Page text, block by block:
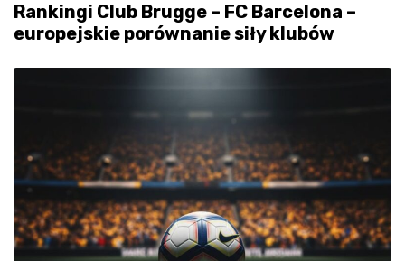
Rankingi Club Brugge – FC Barcelona –
europejskie porównanie siły klubów